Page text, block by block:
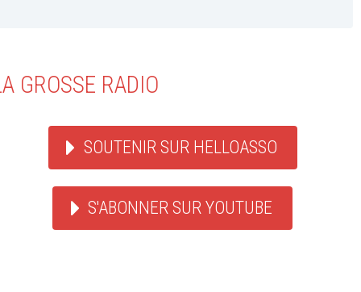
GROSSE RADIO
SOUTENIR SUR HELLOASSO
S'ABONNER SUR YOUTUBE